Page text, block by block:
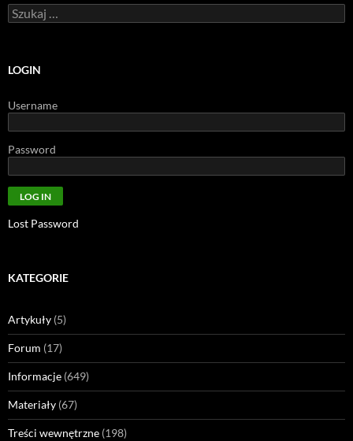
Szukaj:
LOGIN
Username
Password
Lost Password
KATEGORIE
Artykuły (5)
Forum (17)
Informacje (649)
Materiały (67)
Treści wewnętrzne (198)